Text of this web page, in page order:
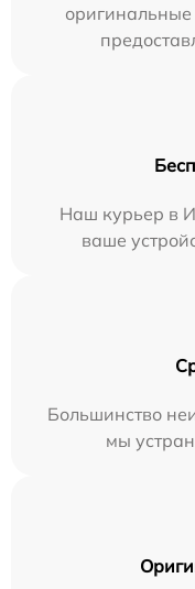
оригинальные
Наш курьер в
ваше
Большинство
мы